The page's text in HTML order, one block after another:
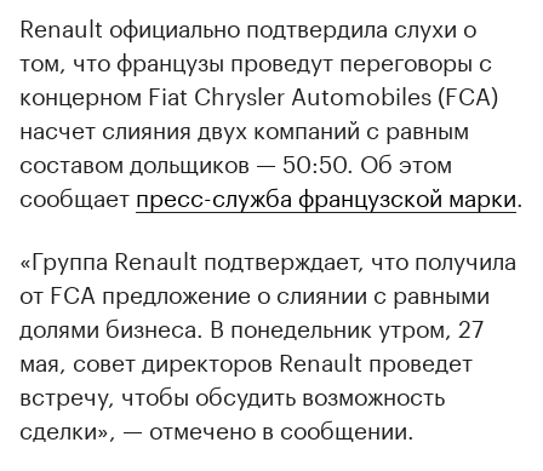
Renault официально подтвердила слухи о
том, что французы проведут переговоры с
концерном Fiat Chrysler Automobiles (FCA)
насчет слияния двух компаний с равным
составом дольщиков — 50:50. Об этом
сообщает пресс-служба французской марки
«Группа Renault подтверждает, что получила
от FCA предложение о слиянии с равными
долями бизнеса. В понедельник утром, 27
мая, совет директоров Renault проведет
встречу, чтобы обсудить возможность
сделки», — отмечено в сообщении.